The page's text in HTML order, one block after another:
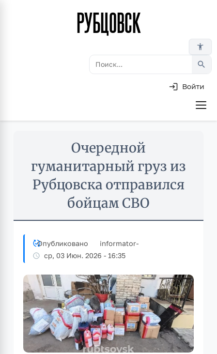
content
РУБЦОВСК
accessibility_new
search
Войти
Очередной
гуманитарный груз из
Рубцовска отправился
бойцам СВО
Опубликовано informator-
ср, 03 Июн. 2026 - 16:35